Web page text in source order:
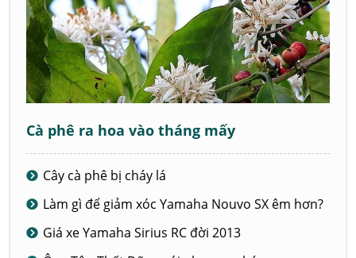
Cà phê ra hoa vào tháng mấy
Cây cà phê bị cháy lá
Làm gì để giảm xóc Yamaha Nouvo SX êm hơn?
Giá xe Yamaha Sirius RC đời 2013